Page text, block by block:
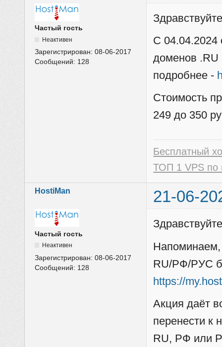
Частый гость
Неактивен
Зарегистрирован:08-06-2017
Сообщений: 128
С 04.04.2024
доменов .RU
подробнее -
Стоимость
249 до 350
Бесплатный
ТОП 1 VPS по
HostiMan 21-06-
Частый гость
Неактивен
Зарегистрирован:08-06-2017
Сообщений: 128
RU/РФ/РУС
https://
Акция даёт
перенести к
RU, РФ или